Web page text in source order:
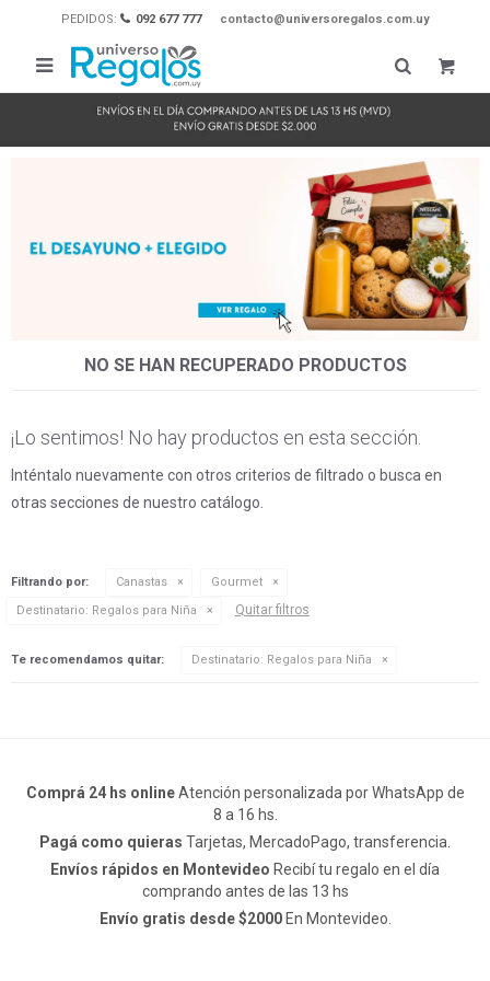
PEDIDOS: 092 677 777 contacto@universoregalos.com.uy

NO SE HAN RECUPERADO PRODUCTOS
¡Lo sentimos! No hay productos en esta sección.
Inténtalo nuevamente con otros criterios de filtrado o busca en
otras secciones de nuestro catálogo.
Filtrando por: Canastas
Gourmet
Destinatario: Regalos para Niña Quitar filtros
Te recomendamos quitar: Destinatario: Regalos para Niña
Comprá 24 hs onlineAtención personalizada por WhatsApp de
8 a 16 hs.
Pagá como quieras Tarjetas, MercadoPago, transferencia.
Envíos rápidos en Montevideo Recibí tu regalo en el día
comprando antes de las 13 hs
Envío gratis desde $2000En Montevideo.